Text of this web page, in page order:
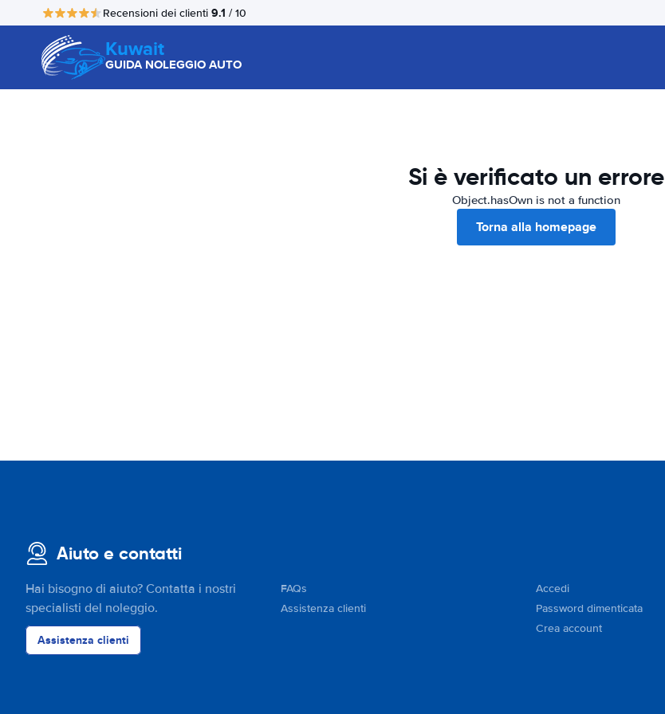
Recensioni dei clienti 9.1 / 10
Kuwait
GUIDA NOLEGGIO AUTO
Si è verificato un errore
Object.hasOwn is not a function
Torna alla homepage
Aiuto e contatti
Hai bisogno di aiuto? Contatta i nostri
specialisti del noleggio.
Assistenza clienti
FAQs
Assistenza clienti
Accedi
Password dimenticata
Crea account